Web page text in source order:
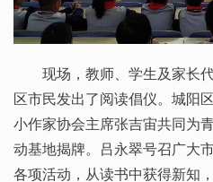
现场，教师、学生及家长
区市民发出了阅读倡仪。城阳
小作家协会主席张吉宙共同为
动基地揭牌。吕永翠号召广大
各项活动，从读书中获得新知